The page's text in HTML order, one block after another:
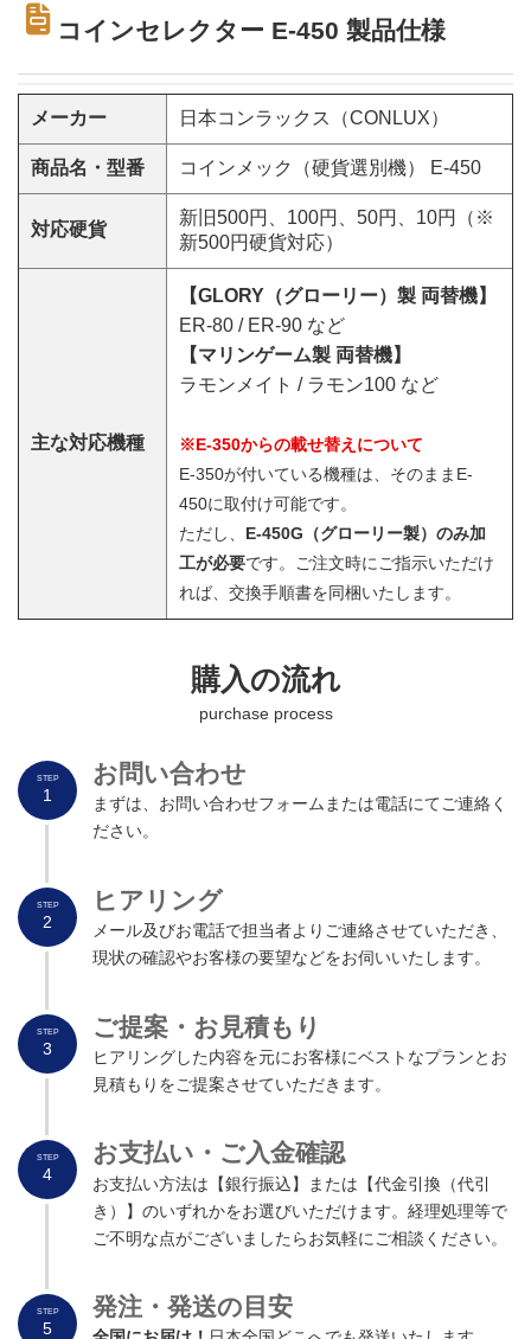
コインセレクター E-450 製品仕様
メーカー 日本コンラックス（CONLUX）
商品名・型番 コインメック（硬貨選別機） E-450
対応硬貨
新旧500円、100円、50円、10円（※
新500円硬貨対応）
主な対応機種
【GLORY（グローリー）製 両替機】
ER-80 / ER-90 など
【マリンゲーム製 両替機】
ラモンメイト / ラモン100 など
※E-350からの載せ替えについて
E-350が付いている機種は、そのままE-
450に取付け可能です。
ただし、 E-450G（グローリー製）のみ加
工が必要です。ご注文時にご指示いただけ
れば、交換手順書を同梱いたします。
購入の流れ
purchase process
お問い合わせ
まずは、お問い合わせフォームまたは電話にてご連絡く
ださい。
STEP
1
ヒアリング
メール及びお電話で担当者よりご連絡させていただき、
現状の確認やお客様の要望などをお伺いいたします。
STEP
2
ご提案・お見積も り
ヒアリングした内容を元にお客様にベストなプランとお
見積もりをご提案させていただきます。
STEP
3
お支払い・ご入金確認
お支払い方法は【銀行振込】または【代金引換（代引
き）】のいずれかをお選びいただけます。経理処理等で
ご不明な点がございましたらお気軽にご相談ください。
STEP
4
発注・発送の目安
STEP
5